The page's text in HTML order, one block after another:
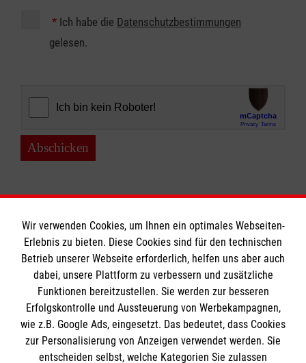
* Ich habe die Datenschutzbestimmungen
gelesen.
Abschicken
Informationen
Impressum
Datenschutz
Kontakt
Die Malteser
Wir verwenden Cookies, um Ihnen ein optimales Webseiten-
Erlebnis zu bieten. Diese Cookies sind für den technischen
Betrieb unserer Webseite erforderlich, helfen uns aber auch
dabei, unsere Plattform zu verbessern und zusätzliche
Funktionen bereitzustellen. Sie werden zur besseren
Erfolgskontrolle und Aussteuerung von Werbekampagnen,
wie z.B. Google Ads, eingesetzt. Das bedeutet, dass Cookies
zur Personalisierung von Anzeigen verwendet werden. Sie
entscheiden selbst, welche Kategorien Sie zulassen